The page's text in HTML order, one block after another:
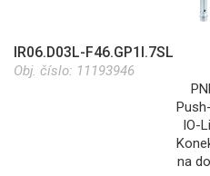
IR06.D03L-F46.GP1I.7SL
Obj. číslo: 11193946
IO-
na